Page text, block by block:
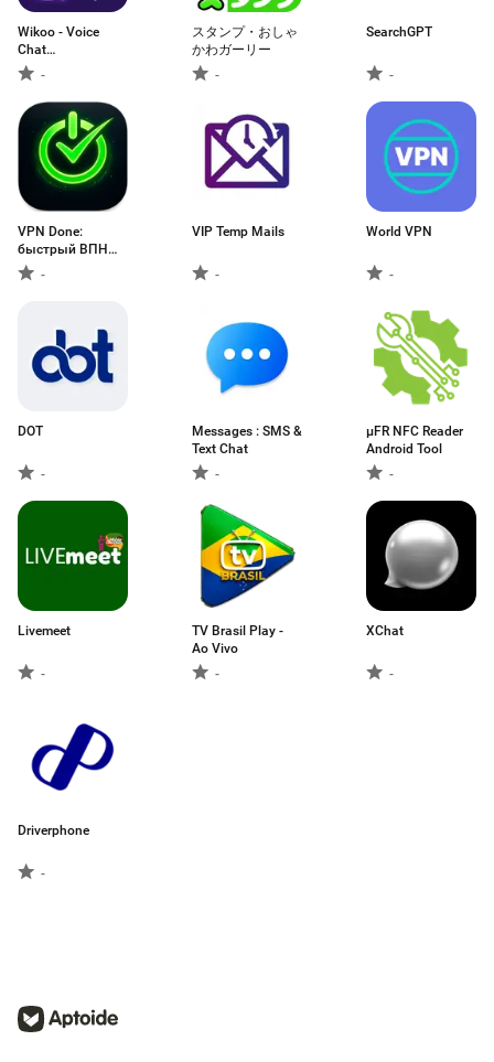
Wikoo - Voice
Chat
Party&Games
-
スタンプ・おしゃ
かわガーリー
-
SearchGPT
-
VPN Done:
быстрый ВПН
Россия
-
VIP Temp Mails
-
World VPN
-
DOT
-
Messages : SMS &
Text Chat
-
µFR NFC Reader
Android Tool
-
Livemeet
-
TV Brasil Play -
Ao Vivo
-
XChat
-
Driverphone
-